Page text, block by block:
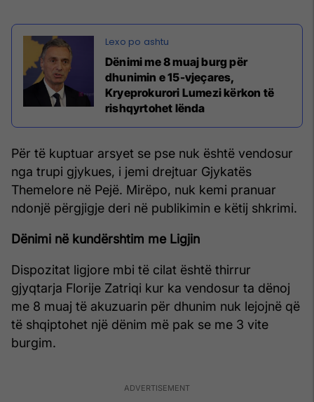
Dënimi me 8 muaj burg për
dhunimin e 15-vjeçares,
Kryeprokurori Lumezi kërkon të
rishqyrtohet lënda
Për të kuptuar arsyet se pse nuk është vendosur
nga trupi gjykues, i jemi drejtuar Gjykatës
Themelore në Pejë. Mirëpo, nuk kemi pranuar
ndonjë përgjigje deri në publikimin e këtij shkrimi.
Dënimi në kundërshtim me Ligjin
Dispozitat ligjore mbi të cilat është thirrur
gjyqtarja Florije Zatriqi kur ka vendosur ta dënoj
me 8 muaj të akuzuarin për dhunim nuk lejojnë që
të shqiptohet një dënim më pak se me 3 vite
burgim.